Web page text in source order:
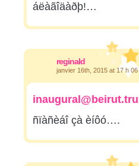
áëàãîäàðþ!…
reginald
janvier 16th, 2015 at 17 h 06
ñïàñèáî çà èíôó….